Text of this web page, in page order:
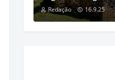
Redação 16.9.25